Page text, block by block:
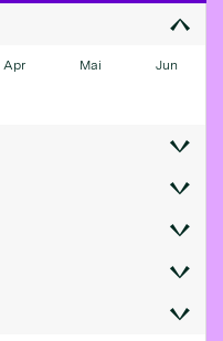
Apr Mai Jun